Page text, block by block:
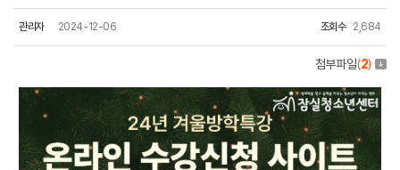
관리자 2024-12-06 조회수 2,684
첨부파일(2)